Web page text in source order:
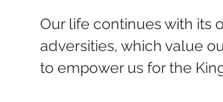
Our life continues with its
adversities, which value
to empower us for the